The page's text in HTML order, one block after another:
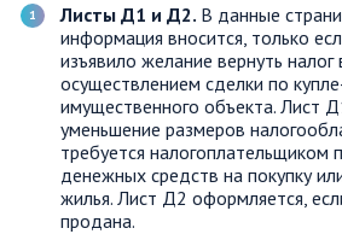
Листы Д1 и Д2. В данные
информация вносится, только
изъявило желание вернуть налог
осуществлением сделки по
имущественного объекта. Лист
уменьшение размеров
требуется налогоплательщиком
денежных средств на покупку
жилья. Лист Д2 оформляется,
продана.